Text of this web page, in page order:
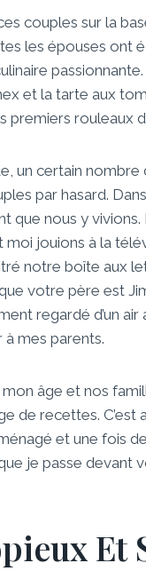
couples sur la
les épouses ont
et la tarte aux
premiers rouleaux
un certain
par hasard.
que nous y
jouions à la
notre boîte aux
votre père est
regardé d’un
à mes parents.
âge et nos
de recettes. C’est
et une fois
je passe devant
Et